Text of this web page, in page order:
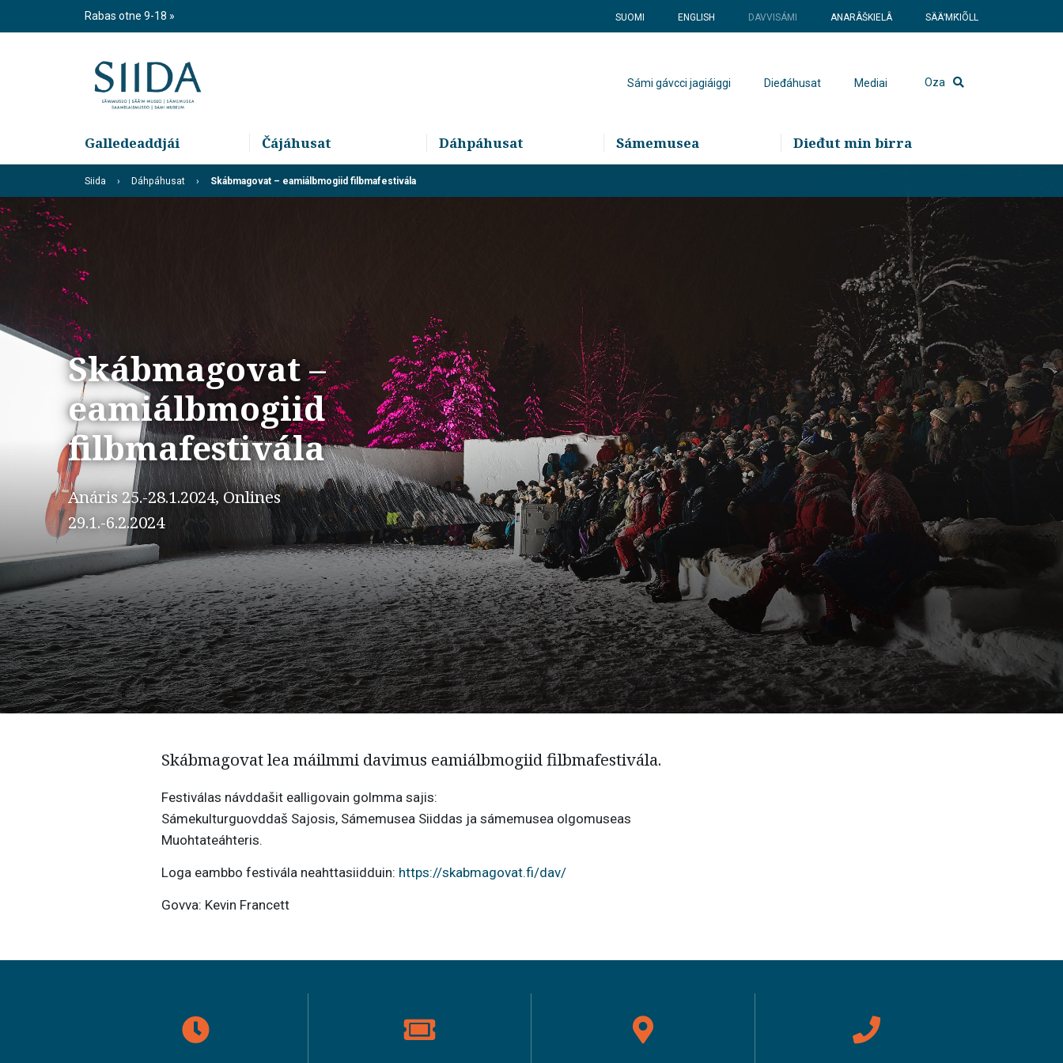
Rabas otne 9-18 SUOMI ENGLISH DAVVISÁMI ANARÂŠKIELÂ SÄÄʹMǨIÕLL
Sámi gávcci jagiáiggi Dieđáhusat Mediai Oza
Galledeaddjái Čájáhusat Dáhpáhusat Sámemusea Dieđut min birra
Siida Dáhpáhusat Skábmagovat – eamiálbmogiid filbmafestivála
Skábmagovat –
eamiálbmogiid
filbmafestivála
Anáris 25.-28.1.2024, Onlines
29.1.-6.2.2024
Skábmagovat lea máilmmi davimus eamiálbmogiid filbmafestivála.
Festiválas návddašit ealligovain golmma sajis:
Sámekulturguovddaš Sajosis, Sámemusea Siiddas ja sámemusea olgomuseas
Muohtateáhteris.
Loga eambbo festivála neahttasiidduin: https://skabmagovat.fi/dav/
Govva: Kevin Francett